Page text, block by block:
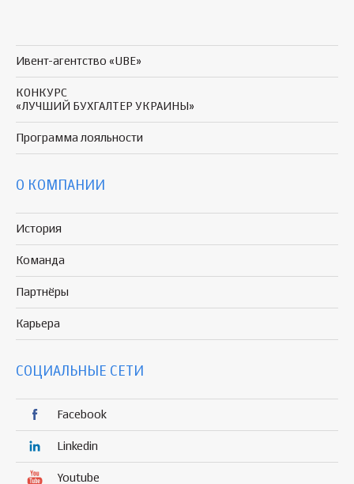
Ивент-агентство «UBE»
КОНКУРС
«ЛУЧШИЙ БУХГАЛТЕР УКРАИНЫ»
Программа лояльности
О КОМПАНИИ
История
Команда
Партнёры
Карьера
СОЦИАЛЬНЫЕ СЕТИ
Facebook
Linkedin
Youtube